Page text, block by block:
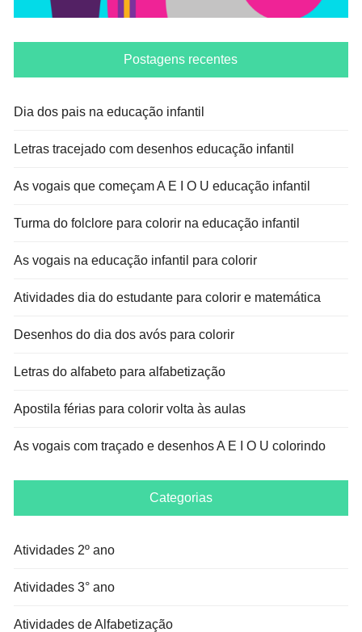
Postagens recentes
Dia dos pais na educação infantil
Letras tracejado com desenhos educação infantil
As vogais que começam A E I O U educação infantil
Turma do folclore para colorir na educação infantil
As vogais na educação infantil para colorir
Atividades dia do estudante para colorir e matemática
Desenhos do dia dos avós para colorir
Letras do alfabeto para alfabetização
Apostila férias para colorir volta às aulas
As vogais com traçado e desenhos A E I O U colorindo
Categorias
Atividades 2º ano
Atividades 3° ano
Atividades de Alfabetização